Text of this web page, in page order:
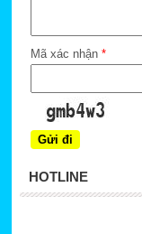
Mã xác nhận *
HOTLINE